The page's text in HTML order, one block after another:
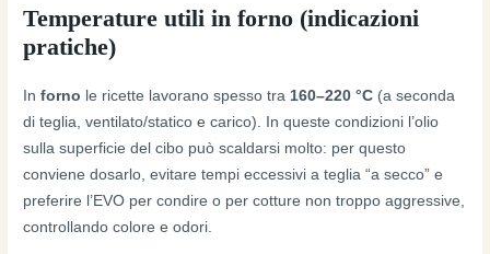
Temperature utili in forno (indicazioni
pratiche)
Inforno le ricette lavorano spesso tra 160–220 °C (a seconda
di teglia, ventilato/statico e carico). In queste condizioni l’olio
sulla superficie del cibo può scaldarsi molto: per questo
conviene dosarlo, evitare tempi eccessivi a teglia “a secco” e
preferire l’EVO per condire o per cotture non troppo aggressive,
controllando colore e odori.